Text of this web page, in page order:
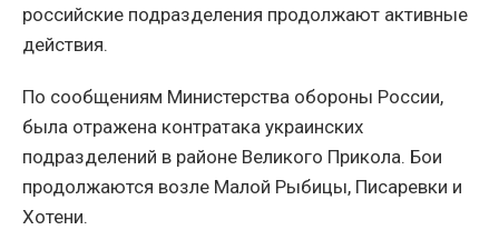
российские подразделения продолжают активные
действия.
По сообщениям Министерства обороны России,
была отражена контратака украинских
подразделений в районе Великого Прикола. Бои
продолжаются возле Малой Рыбицы, Писаревки и
Хотени.